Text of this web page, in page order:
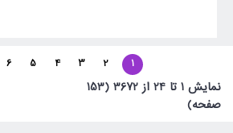
1
2
3
4
5
6
نمايش 1 تا 24 از 3672 (153
صفحه)